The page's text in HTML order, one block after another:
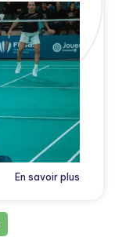
En savoir plus